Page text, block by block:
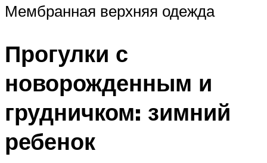
Мембранная верхняя одежда
Прогулки с
новорожденным и
грудничком: зимний
ребенок